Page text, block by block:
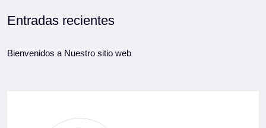
Entradas recientes
Bienvenidos a Nuestro sitio web